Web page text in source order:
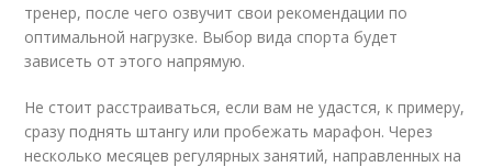
тренер, после чего озвучит свои рекомендации по
оптимальной нагрузке. Выбор вида спорта будет
зависеть от этого напрямую.
Не стоит расстраиваться, если вам не удастся, к примеру,
сразу поднять штангу или пробежать марафон. Через
несколько месяцев регулярных занятий, направленных на